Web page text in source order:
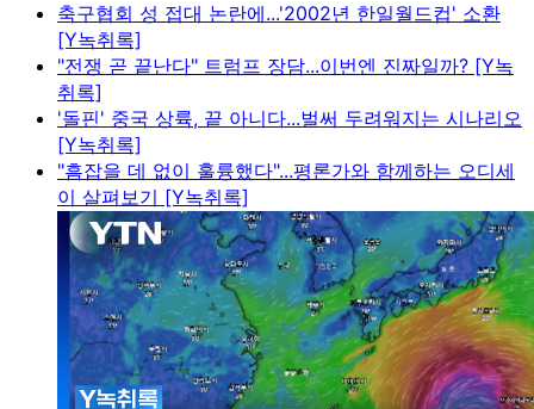
축구협회 성 접대 논란에...'2002년 한일월드컵' 소환
[Y녹취록]
"전쟁 곧 끝난다" 트럼프 장담...이번엔 진짜일까? [Y녹
취록]
'돌핀' 중국 상륙, 끝 아니다...벌써 두려워지는 시나리오
[Y녹취록]
"흠잡을 데 없이 훌륭했다"...평론가와 함께하는 오디세
이 살펴보기 [Y녹취록]